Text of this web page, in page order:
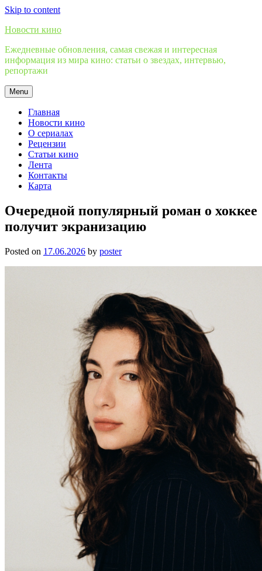
Skip to content
Новости кино
Ежедневные обновления, самая свежая и интересная
информация из мира кино: статьи о звездах, интервью,
репортажи
Menu
Главная
Новости кино
О сериалах
Рецензии
Статьи кино
Лента
Контакты
Карта
Очередной популярный роман о хоккее
получит экранизацию
Posted on 17.06.2026 by poster